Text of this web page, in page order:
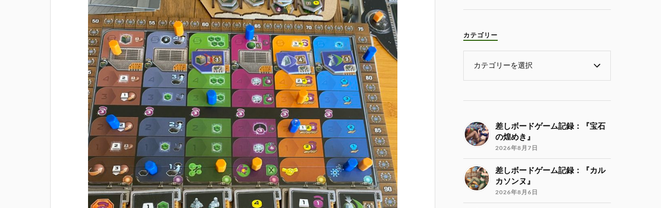
カテゴリー
差しボードゲーム記録：『宝石
の煌めき』
2026年8月7日
差しボードゲーム記録：『カル
カソンヌ』
2026年8月6日